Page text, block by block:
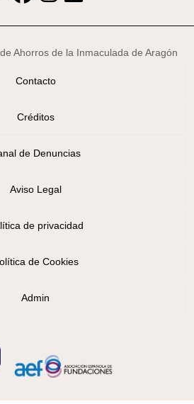
Ahorros de la Inmaculada de Aragón
Contacto
Créditos
de Denuncias
Aviso Legal
de privacidad
de Cookies
Admin